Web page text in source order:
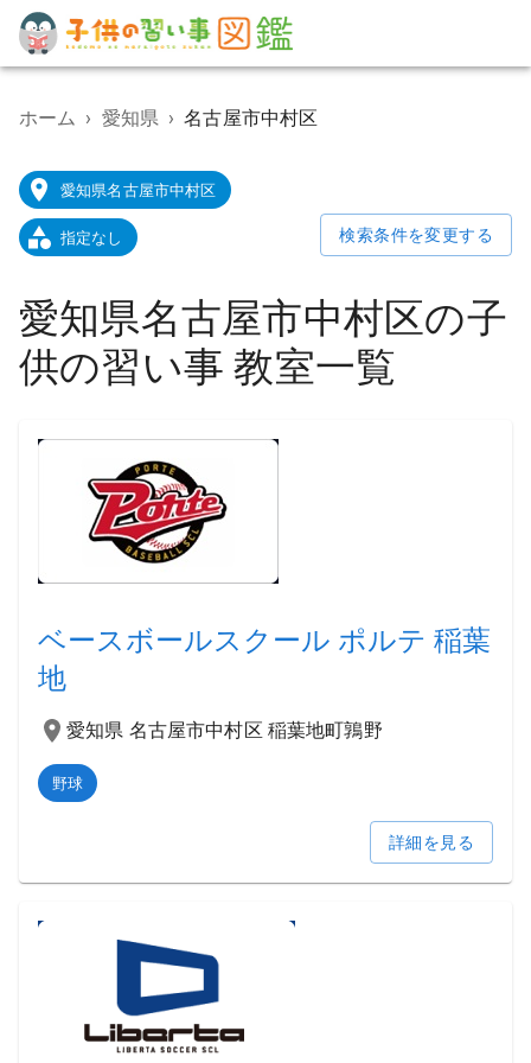
子
供
習
事
教
室
検
ー
タ
ル
サ
ト
ホーム › 愛知県 › 名古屋市中村区
愛知県名古屋市中村区
指定なし 検索条件を変更する
愛知県名古屋市中村区の子
供の習い事 教室一覧
ベースボールスクール ポルテ 稲葉
地
愛知県 名古屋市中村区 稲葉地町鶉野
野球
詳細を見る